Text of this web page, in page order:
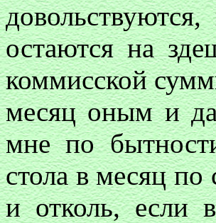
остаются на
коммисской
месяц оным и
мне по
стола в месяц по
и отколь, если